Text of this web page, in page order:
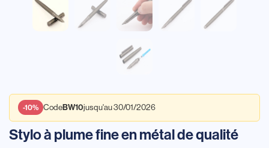
-10% CodeBW10jusqu'au 30/01/2026
Stylo à plume fine en métal de qualité